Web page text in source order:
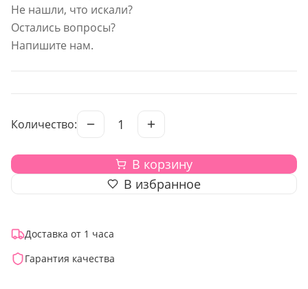
Не нашли, что искали?
Остались вопросы?
Напишите нам.
Количество: 1
В корзину
В избранное
Доставка от 1 часа
Гарантия качества